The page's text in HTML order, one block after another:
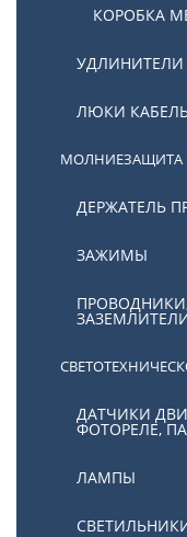
КОРОБКА
УДЛИНИТЕЛИ
ЛЮКИ
МОЛНИЕЗАЩИТА
ДЕРЖАТЕЛЬ
ЗАЖИМЫ
ДАТЧИКИ
ФОТОРЕЛЕ,
ЛАМПЫ